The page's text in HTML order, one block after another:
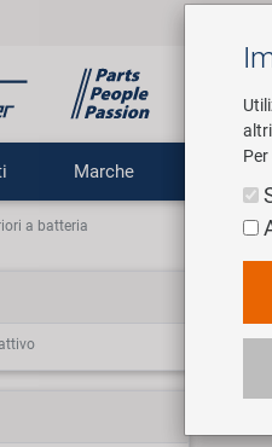
Marche
a batteria